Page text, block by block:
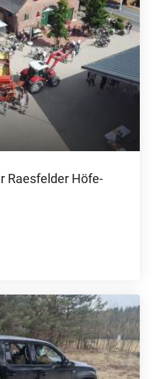
Raesfelder Höfe-